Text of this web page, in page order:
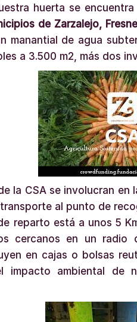
huerta se
de Zarzalejo,
manantial de agua
a 3.500 m2, más dos
la CSA se involucran
al punto de
reparto está a unos 5
cercanos en un radio
en cajas o bolsas
impacto ambiental de